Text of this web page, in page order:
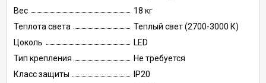
Вес
18 кг
Теплота света
Теплый свет (2700-3000 К)
Цоколь
LED
Тип крепления
Не требуется
Класс защиты
IP20